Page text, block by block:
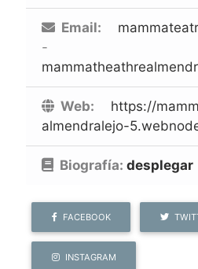
Email:
-
Web:
https://
almendralejo-
Biografía: desplegar
FACEBOOK
INSTAGRAM